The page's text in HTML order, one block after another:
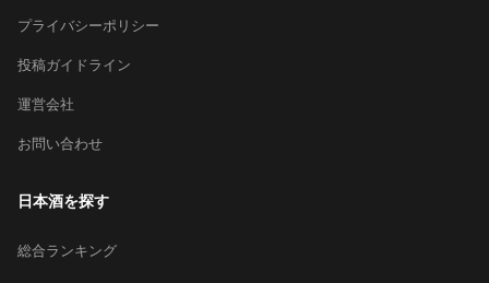
プライバシーポリシー
投稿ガイドライン
運営会社
お問い合わせ
日本酒を探す
総合ランキング